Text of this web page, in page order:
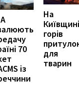
70
із
На
Київщині
горів
для
тварин